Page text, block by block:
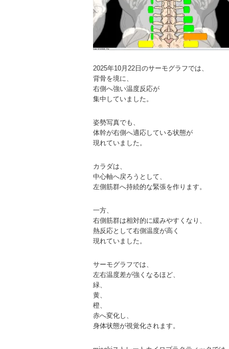
2025年10月22日のサーモグラフでは、
背骨を境に、
右側へ強い温度反応が
集中していました。
姿勢写真でも、
体幹が右側へ適応している状態が
現れていました。
カラダは、
中心軸へ戻ろうとして、
左側筋群へ持続的な緊張を作ります。
一方、
右側筋群は相対的に緩みやすくなり、
熱反応として右側温度が高く
現れていました。
サーモグラフでは、
左右温度差が強くなるほど、
緑、
黄、
橙、
赤へ変化し、
身体状態が視覚化されます。